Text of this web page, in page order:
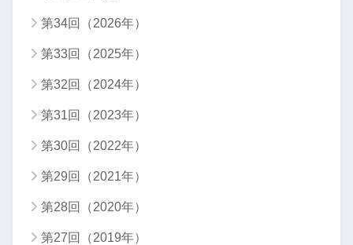
第34回（2026年）
第33回（2025年）
第32回（2024年）
第31回（2023年）
第30回（2022年）
第29回（2021年）
第28回（2020年）
第27回（2019年）